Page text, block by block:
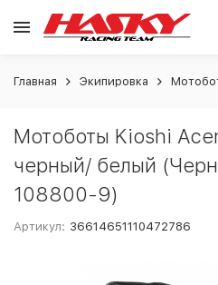
Главная Экипировка
Мотоботы Kioshi
черный/ белый
108800-9)
Артикул: 36614651110472786